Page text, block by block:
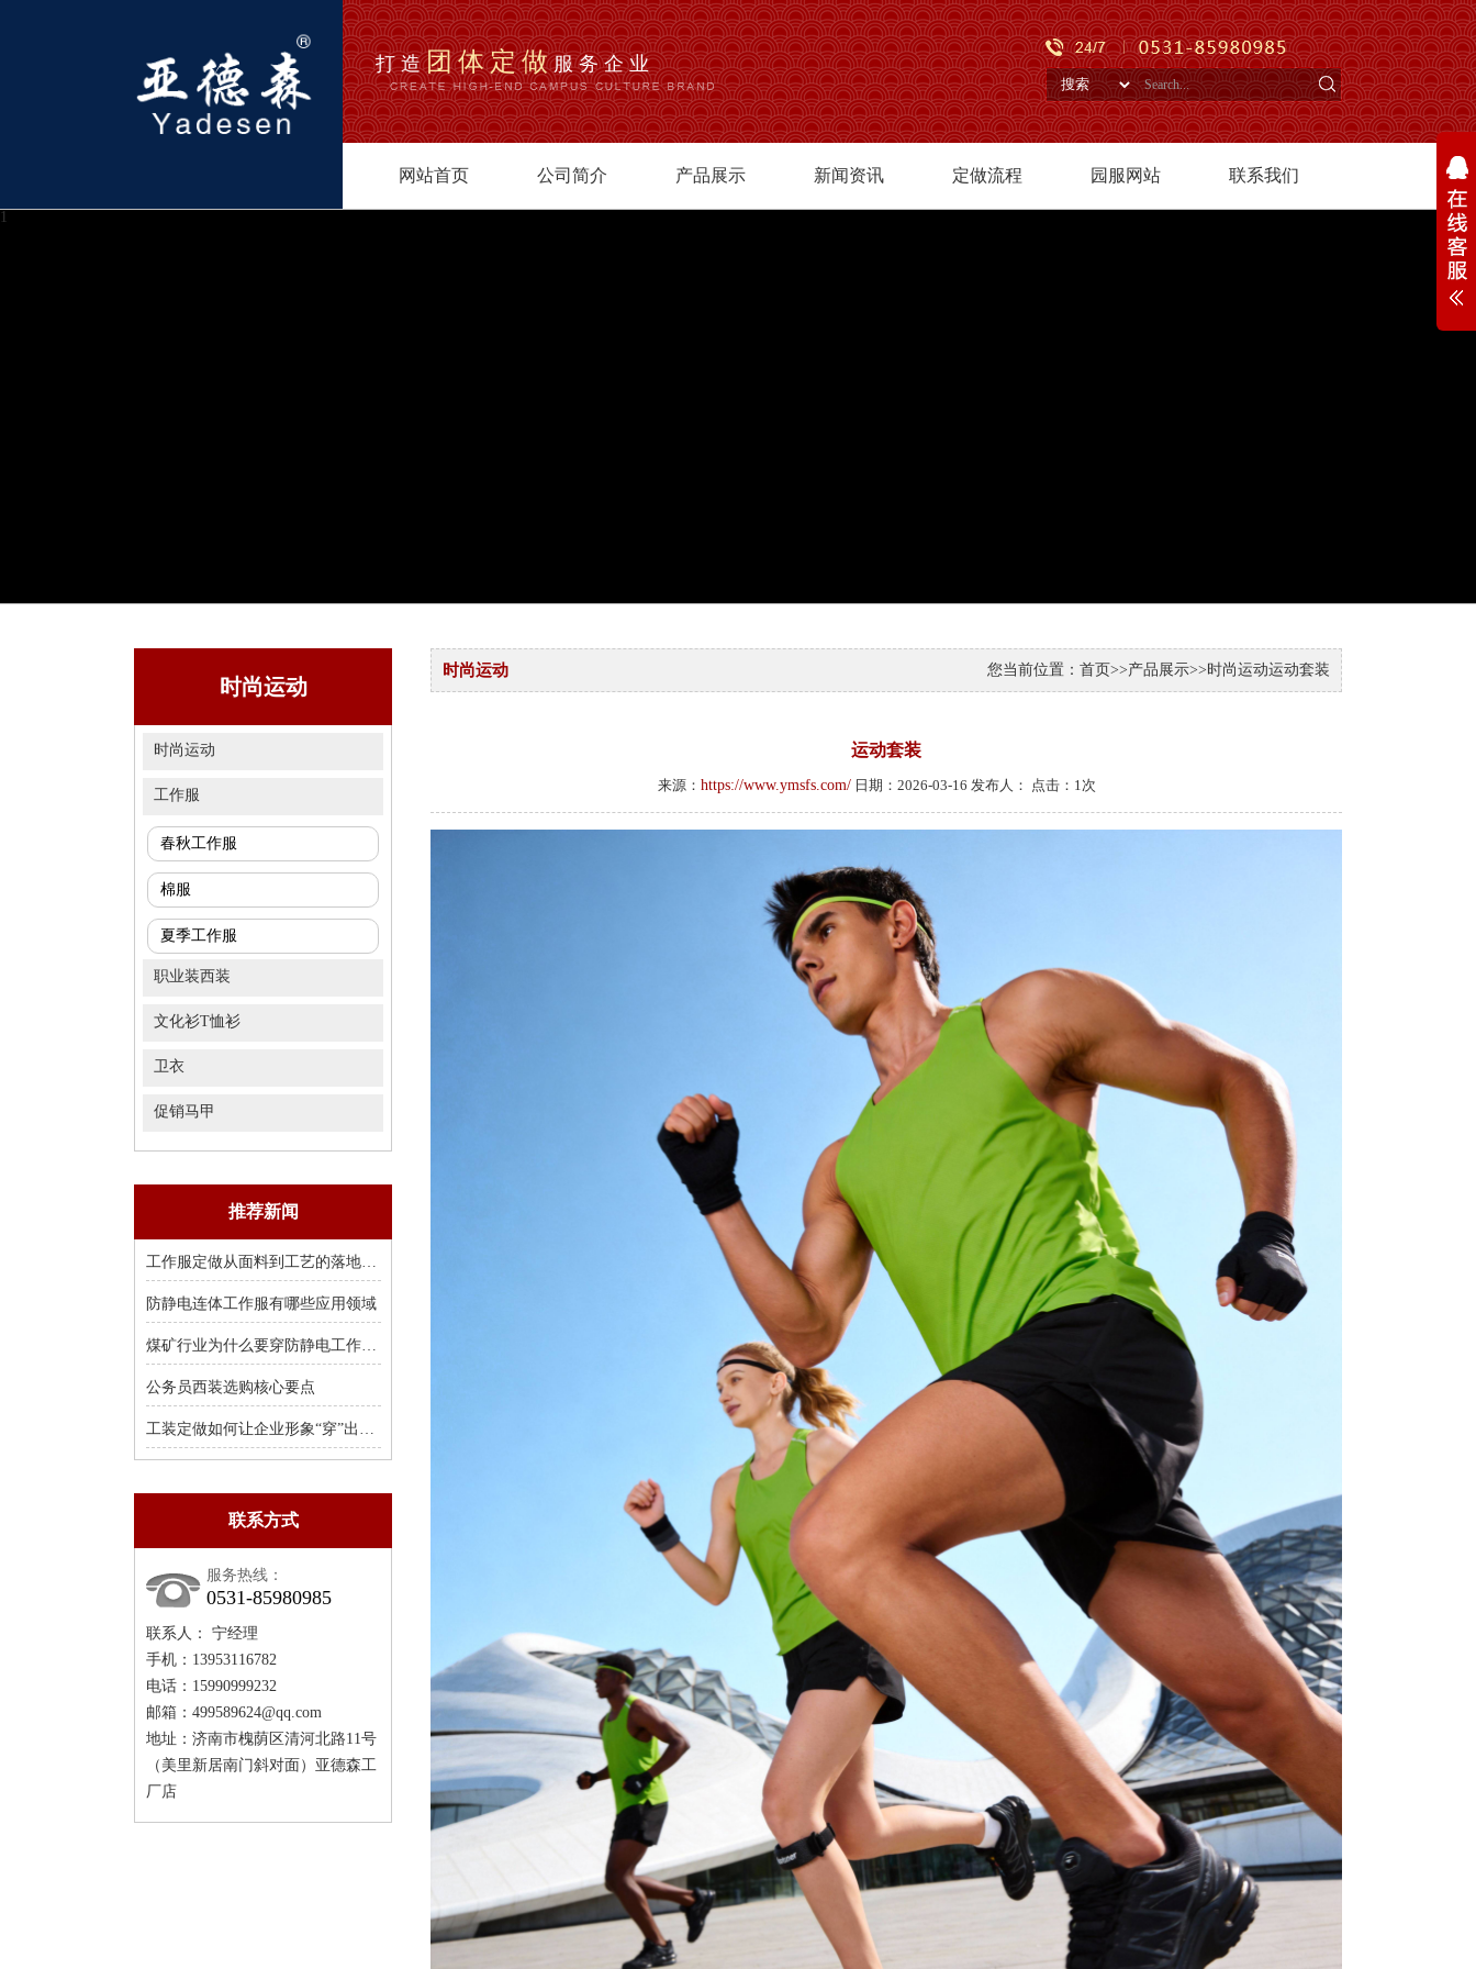
打造团体定做服务企业
网站首页 公司简介 产品展示 新闻资讯 定做流程 园服网站 联系我们
1
时尚运动
时尚运动
工作服
春秋工作服
棉服
夏季工作服
职业装西装
文化衫T恤衫
卫衣
促销马甲
推荐新闻
工作服定做从面料到工艺的落地结果
防静电连体工作服有哪些应用领域
煤矿行业为什么要穿防静电工作服？
公务员西装选购核心要点
工装定做如何让企业形象“穿”出来？
联系方式
服务热线：
0531-85980985
联系人： 宁经理
手机：13953116782
电话：15990999232
邮箱：499589624@qq.com
地址：济南市槐荫区清河北路11号
（美里新居南门斜对面）亚德森工
厂店
您当前位置： 首页>>产品展示>>时尚运动运动套装
时尚运动
运动套装
来源： https://www.ymsfs.com/日期：2026-03-16 发布人： 点击： 1次